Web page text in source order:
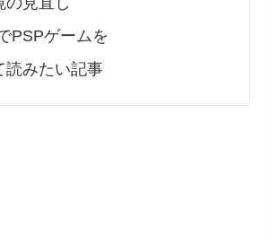
PSPゲームを
読みたい記事